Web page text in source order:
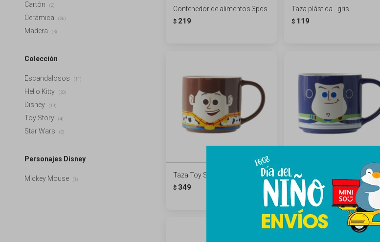
Contenedor de alimentos 3pcs
$ 219
Taza plástica - gris
$ 119
Taza Toy Story 410ml - Woody
$ 349
Taza Toy Story 410ml - Buzz
Lightyear
349
Cartón (2)
Cerámica (26)
Madera (3)
Colección
Escandalosos (11)
Hello Kitty (20)
Disney (19)
Toy Story (4)
Star Wars (2)
Personajes Disney
Mickey Mouse (1)